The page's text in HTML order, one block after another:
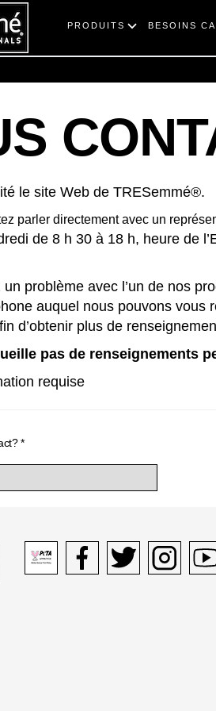
PRODUITS BESOINS
le site Web de TRESemmé®.
parler directement avec un
de 8 h 30 à 18 h, heure de
problème avec l’un de nos
auquel nous pouvons
d’obtenir plus de
pas de renseignements
requise
*